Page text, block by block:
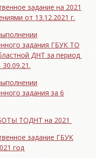
задание на 2021
от 13.12.2021 г.
задания ГБУК ТО
ДНТ за период
задания за 6
ТОДНТ на 2021
задание ГБУК
год